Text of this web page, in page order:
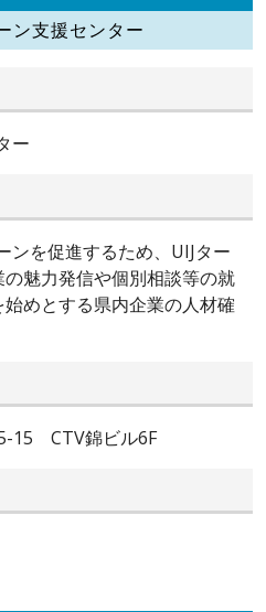
ン支援センター
ー
ンを促進するため、UIJター
魅力発信や個別相談等の就
めとする県内企業の人材確
15 CTV錦ビル6F